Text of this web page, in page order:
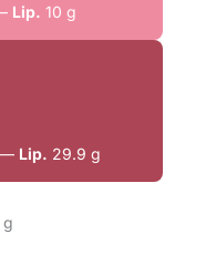
Lip. 10 g
— Lip. 29.9 g
g